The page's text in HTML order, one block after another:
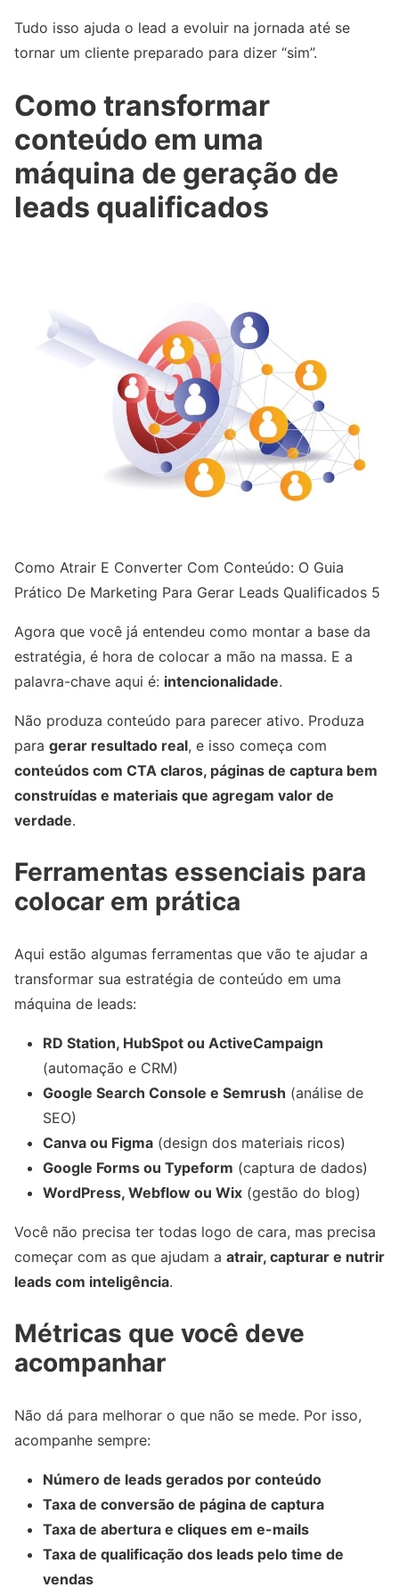
Tudo isso ajuda o lead a evoluir na jornada até se
tornar um cliente preparado para dizer “sim”.
Como transformar
conteúdo em uma
máquina de geração de
leads qualificados
Como Atrair E Converter Com Conteúdo: O Guia
Prático De Marketing Para Gerar Leads Qualificados 5
Agora que você já entendeu como montar a base da
estratégia, é hora de colocar a mão na massa. E a
palavra-chave aqui é: intencionalidade.
Não produza conteúdo para parecer ativo. Produza
para gerar resultado real, e isso começa com
conteúdos com CTA claros, páginas de captura bem
construídas e materiais que agregam valor de
verdade.
Ferramentas essenciais para
colocar em prática
Aqui estão algumas ferramentas que vão te ajudar a
transformar sua estratégia de conteúdo em uma
máquina de leads:
RD Station, HubSpot ou ActiveCampaign
(automação e CRM)
Google Search Console e Semrush (análise de
SEO)
Canva ou Figma (design dos materiais ricos)
Google Forms ou Typeform (captura de dados)
WordPress, Webflow ou Wix (gestão do blog)
Você não precisa ter todas logo de cara, mas precisa
começar com as que ajudam a atrair, capturar e nutrir
leads com inteligência.
Métricas que você deve
acompanhar
Não dá para melhorar o que não se mede. Por isso,
acompanhe sempre:
Número de leads gerados por conteúdo
Taxa de conversão de página de captura
Taxa de abertura e cliques em e-mails
Taxa de qualificação dos leads pelo time de
vendas